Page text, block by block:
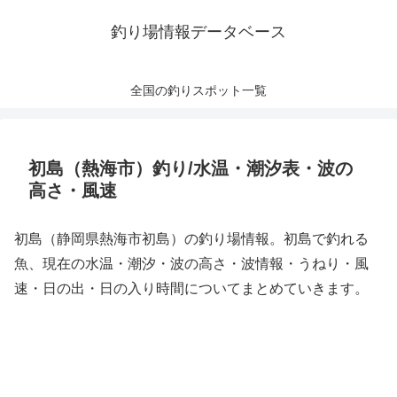
釣り場情報データベース
全国の釣りスポット一覧
初島（熱海市）釣り/水温・潮汐表・波の
高さ・風速
初島（静岡県熱海市初島）の釣り場情報。初島で釣れる
魚、現在の水温・潮汐・波の高さ・波情報・うねり・風
速・日の出・日の入り時間についてまとめていきます。